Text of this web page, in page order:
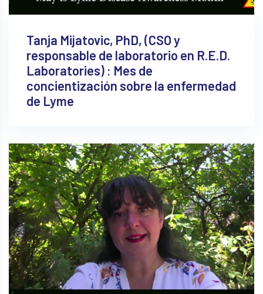
Tanja Mijatovic, PhD, (CSO y
responsable de laboratorio en R.E.D.
Laboratories) : Mes de
concientización sobre la enfermedad
de Lyme